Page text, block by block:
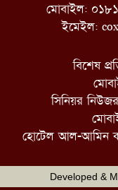
মোবাইল:
ইমেইল:
বিশেষ
সিনিয়র
হোটেল আল-আমিন
Developed &